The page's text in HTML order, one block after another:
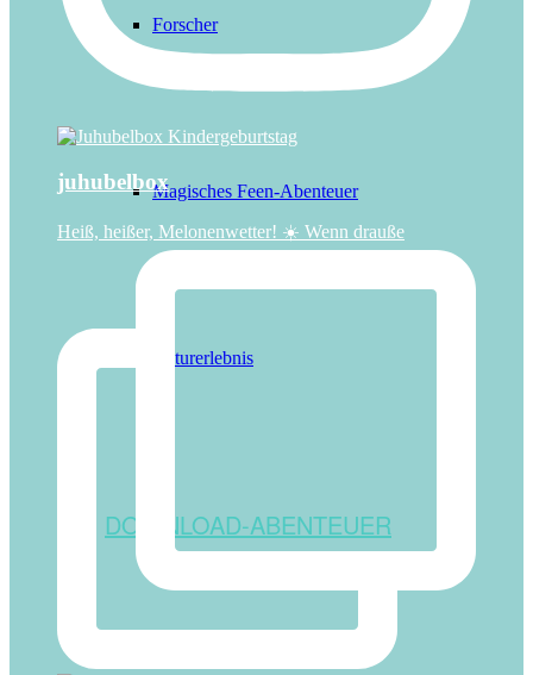
Forscher
Magisches Feen-Abenteuer
Naturerlebnis
DOWNLOAD-ABENTEUER
juhubelbox
Heiß, heißer, Melonenwetter! ☀️ Wenn drauße